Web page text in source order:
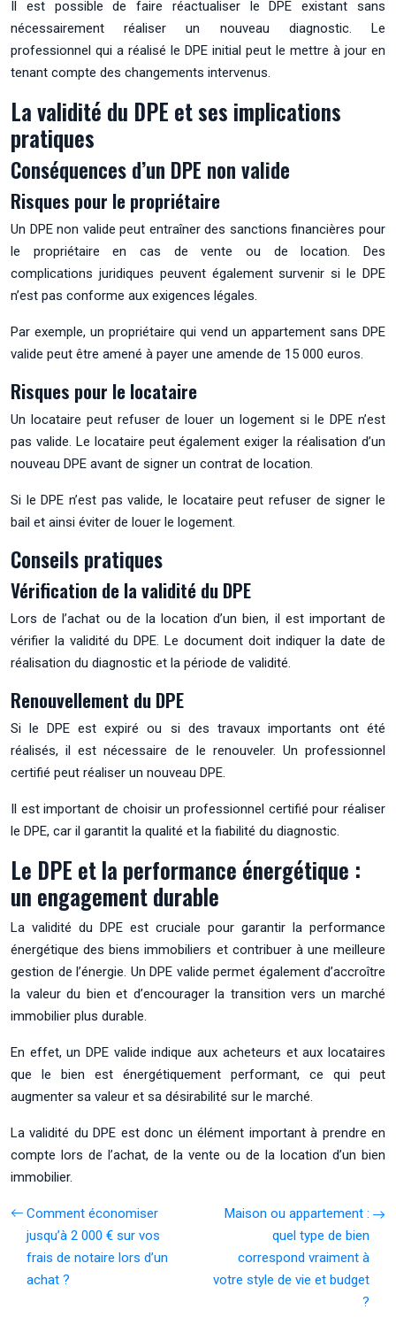
Il est possible de faire réactualiser le DPE existant sans
nécessairement réaliser un nouveau diagnostic. Le
professionnel qui a réalisé le DPE initial peut le mettre à jour en
tenant compte des changements intervenus.
La validité du DPE et ses implications
pratiques
Conséquences d’un DPE non valide
Risques pour le propriétaire
Un DPE non valide peut entraîner des sanctions financières pour
le propriétaire en cas de vente ou de location. Des
complications juridiques peuvent également survenir si le DPE
n’est pas conforme aux exigences légales.
Par exemple, un propriétaire qui vend un appartement sans DPE
valide peut être amené à payer une amende de 15 000 euros.
Risques pour le locataire
Un locataire peut refuser de louer un logement si le DPE n’est
pas valide. Le locataire peut également exiger la réalisation d’un
nouveau DPE avant de signer un contrat de location.
Si le DPE n’est pas valide, le locataire peut refuser de signer le
bail et ainsi éviter de louer le logement.
Conseils pratiques
Vérification de la validité du DPE
Lors de l’achat ou de la location d’un bien, il est important de
vérifier la validité du DPE. Le document doit indiquer la date de
réalisation du diagnostic et la période de validité.
Renouvellement du DPE
Si le DPE est expiré ou si des travaux importants ont été
réalisés, il est nécessaire de le renouveler. Un professionnel
certifié peut réaliser un nouveau DPE.
Il est important de choisir un professionnel certifié pour réaliser
le DPE, car il garantit la qualité et la fiabilité du diagnostic.
Le DPE et la performance énergétique :
un engagement durable
La validité du DPE est cruciale pour garantir la performance
énergétique des biens immobiliers et contribuer à une meilleure
gestion de l’énergie. Un DPE valide permet également d’accroître
la valeur du bien et d’encourager la transition vers un marché
immobilier plus durable.
En effet, un DPE valide indique aux acheteurs et aux locataires
que le bien est énergétiquement performant, ce qui peut
augmenter sa valeur et sa désirabilité sur le marché.
La validité du DPE est donc un élément important à prendre en
compte lors de l’achat, de la vente ou de la location d’un bien
immobilier.
Comment économiser
jusqu’à 2 000 € sur vos
frais de notaire lors d’un
achat ?
Maison ou appartement :
quel type de bien
correspond vraiment à
votre style de vie et budget
?